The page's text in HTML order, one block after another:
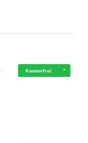
Kostenfrei